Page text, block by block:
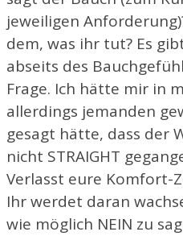
jeweiligen
dem, was ihr tut? Es
abseits des
Frage. Ich hätte mir in
allerdings jemanden
gesagt hätte, dass der
nicht STRAIGHT
Verlasst eure Komfort-
Ihr werdet daran
wie möglich NEIN zu